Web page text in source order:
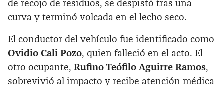
de recojo de residuos, se despistó tras una
curva y terminó volcada en el lecho seco.
El conductor del vehículo fue identificado como
Ovidio Cali Pozo, quien falleció en el acto. El
otro ocupante, Rufino Teófilo Aguirre Ramos,
sobrevivió al impacto y recibe atención médica